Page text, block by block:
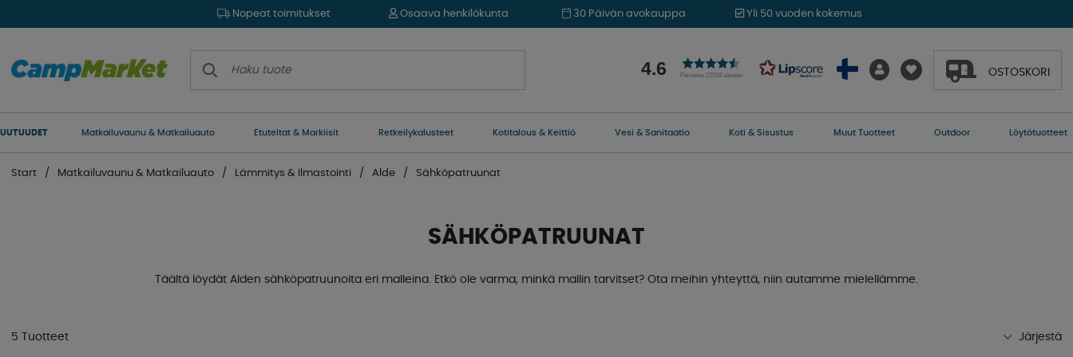
Nopeat toimitukset Osaava henkilökunta 30 Päivän avokauppa Yli 50 vuoden kokemus
4.6 Perustuu 27018 ääneen OSTOSKORI
UUTUUDET Matkailuvaunu & Matkailuauto Etuteltat & Markiisit Retkeilykalusteet Kotitalous & Keittiö Vesi & Sanitaatio Koti & Sisustus Muut Tuotteet Outdoor Löytötuotteet
Start Matkailuvaunu & Matkailuauto Lämmitys & Ilmastointi Alde Sähköpatruunat
SÄHKÖPATRUUNAT
Täältä löydät Alden sähköpatruunoita eri malleina. Etkö ole varma, minkä mallin tarvitset? Ota meihin yhteyttä, niin autamme mielellämme.
Järjestä
5 Tuotteet